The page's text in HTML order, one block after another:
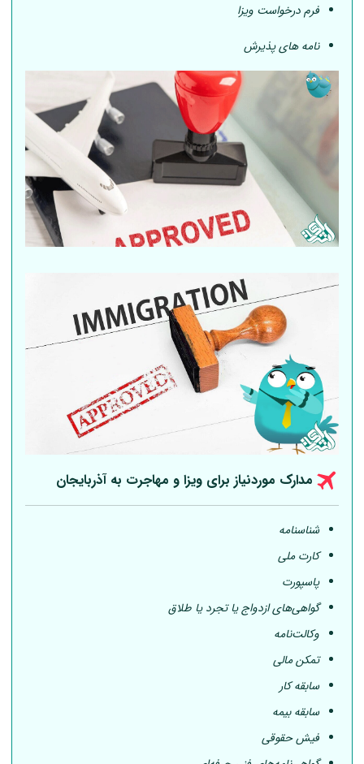
فرم درخواست ویزا
نامه های پذیرش
مدارک موردنیاز برای ویزا و مهاجرت به آذربایجان
شناسنامه
کارت ملی
پاسپورت
گواهی‌های ازدواج یا تجرد یا طلاق
وکالت‌نامه
تمکن مالی
سابقه کار
سابقه بیمه
فیش حقوقی